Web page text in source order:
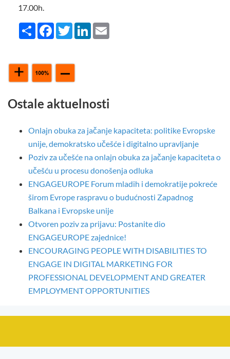
17.00h.
Share FacebookTwitterLinkedIn
Ostale aktuelnosti
Onlajn obuka za jačanje kapaciteta: politike Evropske
unije, demokratsko učešće i digitalno upravljanje
Poziv za učešće na onlajn obuka za jačanje kapaciteta o
učešću u procesu donošenja odluka
ENGAGEUROPE Forum mladih i demokratije pokreće
širom Evrope raspravu o budućnosti Zapadnog
Balkana i Evropske unije
Otvoren poziv za prijavu: Postanite dio
ENGAGEUROPE zajednice!
ENCOURAGING PEOPLE WITH DISABILITIES TO
ENGAGE IN DIGITAL MARKETING FOR
PROFESSIONAL DEVELOPMENT AND GREATER
EMPLOYMENT OPPORTUNITIES